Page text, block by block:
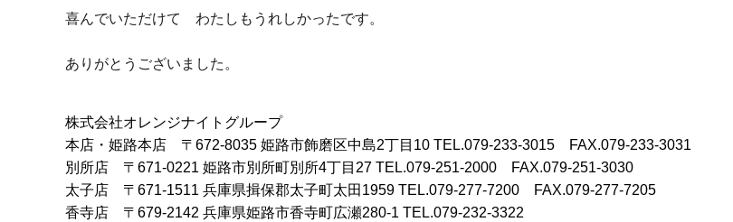
喜んでいただけて わたしもうれしかったです。
ありがとうございました。
株式会社オレンジナイトグループ
本店・姫路本店
〒672-8035 姫路市飾磨区中島2丁目10 TEL.079-233-3015 FAX.079-233-3031
別所店
〒671-0221 姫路市別所町別所4丁目27 TEL.079-251-2000 FAX.079-251-3030
太子店
〒671-1511 兵庫県揖保郡太子町太田1959 TEL.079-277-7200 FAX.079-277-7205
香寺店
〒679-2142 兵庫県姫路市香寺町広瀬280-1 TEL.079-232-3322